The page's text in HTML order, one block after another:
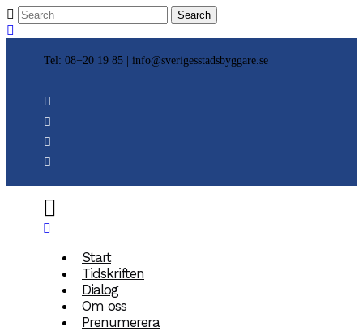
Tel: 08−20 19 85 | info@sverigesstadsbyggare.se
Start
Tidskriften
Dialog
Om oss
Prenumerera